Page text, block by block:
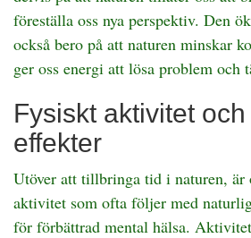
föreställa oss nya perspektiv. Den
också bero på att naturen minskar
ger oss energi att lösa problem och
Fysiskt aktivitet
effekter
Utöver att tillbringa tid i naturen, är
aktivitet som ofta följer med
för förbättrad mental hälsa.